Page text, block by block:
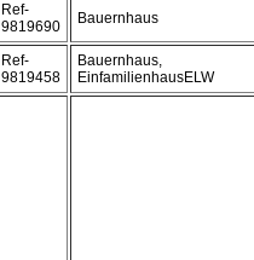
Ref-
9819690
Bauernhaus
Ref-
9819458
Bauernhaus,
EinfamilienhausELW